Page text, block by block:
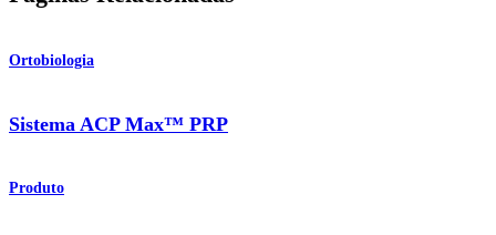
Ortobiologia
Sistema ACP Max™ PRP
Produto